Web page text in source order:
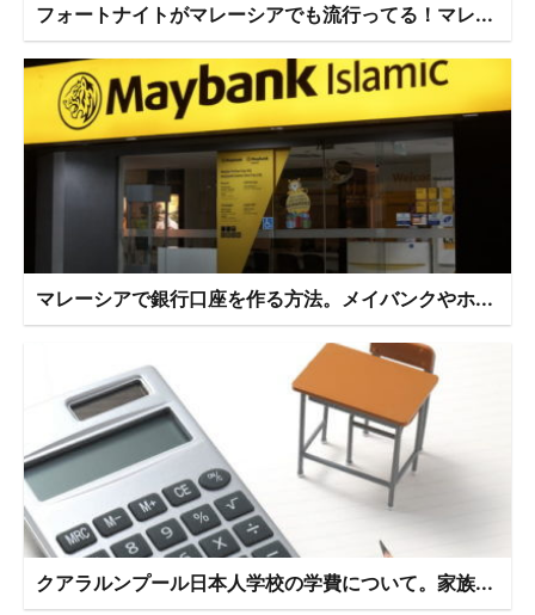
フォートナイトがマレーシアでも流行ってる！マレ...
マレーシアで銀行口座を作る方法。メイバンクやホ...
クアラルンプール日本人学校の学費について。家族...